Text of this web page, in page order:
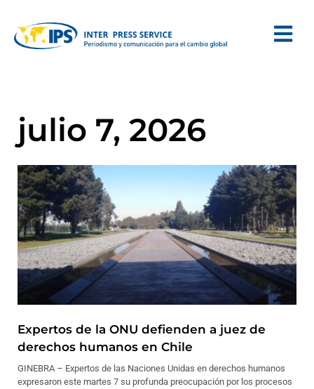
julio 7, 2026
Expertos de la ONU defienden a juez de
derechos humanos en Chile
GINEBRA – Expertos de las Naciones Unidas en derechos humanos
expresaron este martes 7 su profunda preocupación por los procesos